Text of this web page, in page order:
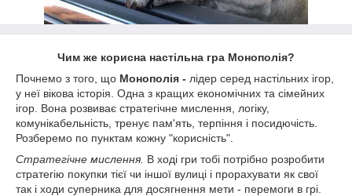
Чим же корисна настільна гра Монополія?
Почнемо з того, що Монополія - лідер серед настільних ігор,
у неї вікова історія. Одна з кращих економічних та сімейних
ігор. Вона розвиває стратегічне мислення, логіку,
комунікабельність, тренує пам'ять, терпіння і посидючість.
Розберемо по пунктам кожну "корисність".
Стратегічне мислення. В ході гри тобі потрібно розробити
стратегію покупки тієї чи іншої вулиці і прорахувати як свої
так і ходи суперника для досягнення мети - перемоги в грі.